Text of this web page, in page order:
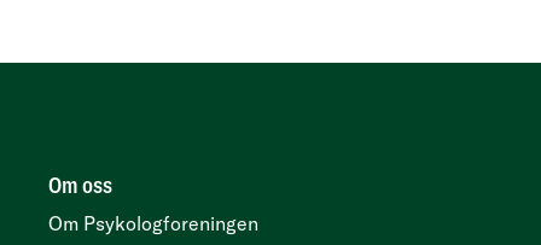
Om oss
Om Psykologforeningen